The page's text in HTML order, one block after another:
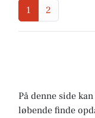
1 2
På denne side
løbende finde